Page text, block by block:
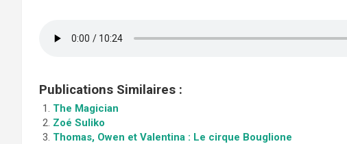
Publications Similaires :
The Magician
Zoé Suliko
Thomas, Owen et Valentina : Le cirque Bouglione